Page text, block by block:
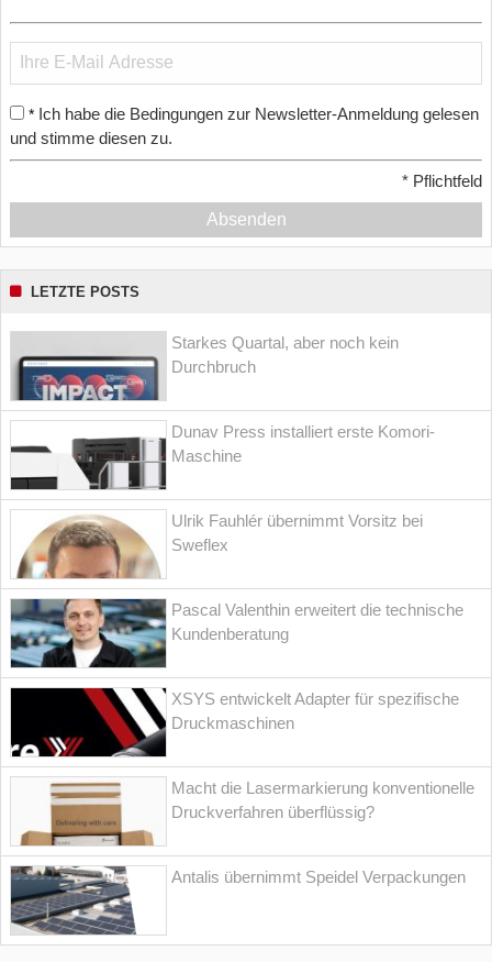
* Ich habe die Bedingungen zur Newsletter-Anmeldung gelesen
und stimme diesen zu.
* Pflichtfeld
Absenden
LETZTE POSTS
Starkes Quartal, aber noch kein
Durchbruch
Dunav Press installiert erste Komori-
Maschine
Ulrik Fauhlér übernimmt Vorsitz bei
Sweflex
Pascal Valenthin erweitert die technische
Kundenberatung
XSYS entwickelt Adapter für spezifische
Druckmaschinen
Macht die Lasermarkierung konventionelle
Druckverfahren überflüssig?
Antalis übernimmt Speidel Verpackungen